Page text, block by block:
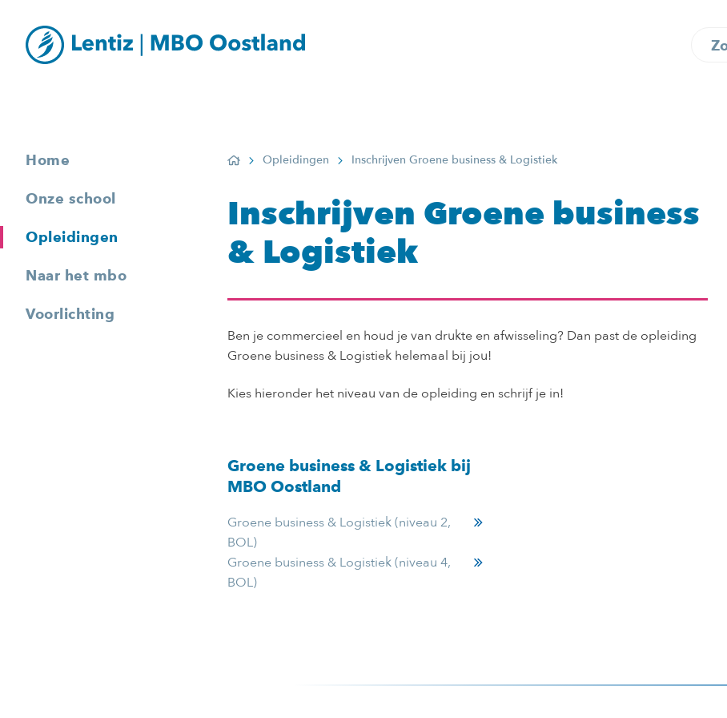
Home
Onze school
Opleidingen
Naar het mbo
Voorlichting
HomeOpleidingen Inschrijven Groene business & Logistiek
Inschrijven Groene business
& Logistiek
Ben je commercieel en houd je van drukte en afwisseling? Dan past de opleiding
Groene business & Logistiek helemaal bij jou!
Kies hieronder het niveau van de opleiding en schrijf je in!
Groene business & Logistiek bij
MBO Oostland
Groene business & Logistiek (niveau 2,
BOL)
Groene business & Logistiek (niveau 4,
BOL)